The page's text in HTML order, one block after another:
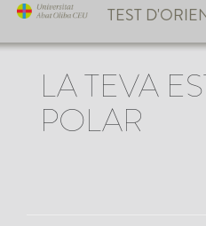
TEST
LA TEVA
POLAR